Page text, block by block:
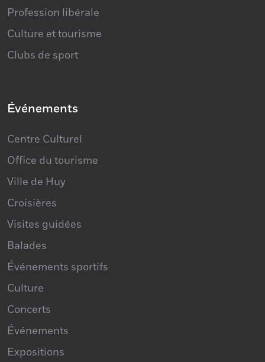
Construction
Profession libérale
Culture et tourisme
Centre Culturel
Office du tourisme
Ville de Huy
Croisières
Visites guidées
Balades
Événements sportifs
Culture
Concerts
Événements